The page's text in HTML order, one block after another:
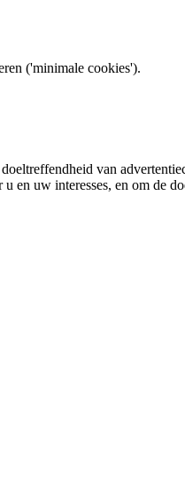
('minimale cookies').
van
en uw interesses, en om de